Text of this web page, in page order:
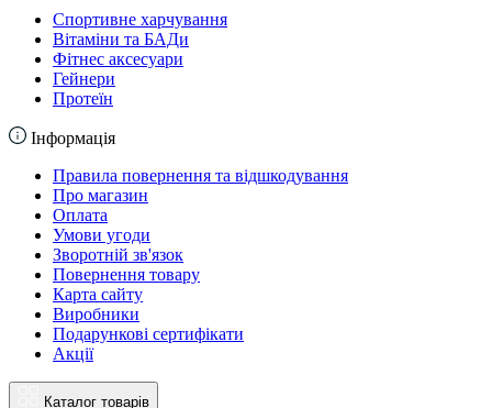
Спортивне харчування
Вітаміни та БАДи
Фітнес аксесуари
Гейнери
Протеїн
Інформація
Правила повернення та відшкодування
Про магазин
Оплата
Умови угоди
Зворотній зв'язок
Повернення товару
Карта сайту
Виробники
Подарункові сертифікати
Акції
Каталог товарів